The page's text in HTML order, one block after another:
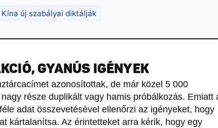
új szabályai diktálják
GYANÚS IGÉNYEK
azonosítottak, de már közel 5 000
része duplikált vagy hamis próbálkozás. Emiatt
adat összevetésével ellenőrzi az igényeket, hogy
kártalanítsa. Az érintetteket arra kérik, hogy egy